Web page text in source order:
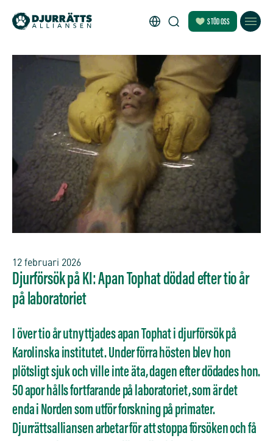
STÖD OSS
12 februari 2026
Djurförsök på KI: Apan Tophat dödad efter tio år
på laboratoriet
I över tio år utnyttjades apan Tophat i djurförsök på
Karolinska institutet. Under förra hösten blev hon
plötsligt sjuk och ville inte äta, dagen efter dödades hon.
50 apor hålls fortfarande på laboratoriet, som är det
enda i Norden som utför forskning på primater.
Djurrättsalliansen arbetar för att stoppa försöken och få